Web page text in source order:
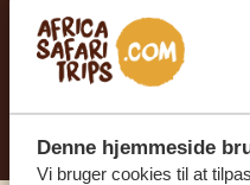
Denne hjemmeside
Vi bruger cookies til at
BEGYND